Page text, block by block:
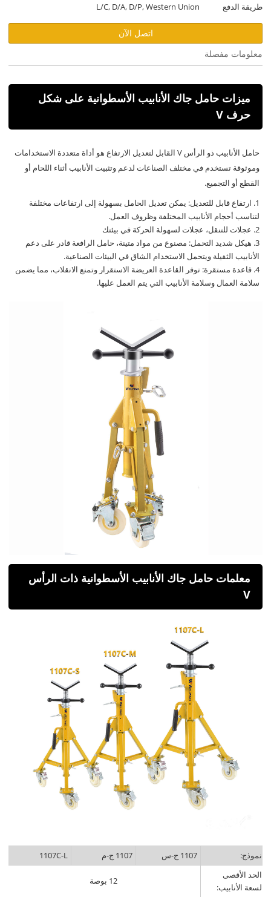
طريقة الدفع
L/C, D/A, D/P, Western Union
اتصل الآن
معلومات مفصلة
ميزات حامل جاك الأنابيب الأسطوانية على شكل
حرف V
حامل الأنابيب ذو الرأس V القابل لتعديل الارتفاع هو أداة متعددة الاستخدامات
وموثوقة تستخدم في مختلف الصناعات لدعم وتثبيت الأنابيب أثناء اللحام أو
القطع أو التجميع.
1. ارتفاع قابل للتعديل: يمكن تعديل الحامل بسهولة إلى ارتفاعات مختلفة
لتناسب أحجام الأنابيب المختلفة وظروف العمل.
2. عجلات للتنقل، عجلات لسهولة الحركة في بيئتك
3. هيكل شديد التحمل: مصنوع من مواد متينة، حامل الرافعة قادر على دعم
الأنابيب الثقيلة ويتحمل الاستخدام الشاق في البيئات الصناعية.
4. قاعدة مستقرة: توفر القاعدة العريضة الاستقرار وتمنع الانقلاب، مما يضمن
سلامة العمال وسلامة الأنابيب التي يتم العمل عليها.
معلمات حامل جاك الأنابيب الأسطوانية ذات الرأس
V
نموذج: 1107 ج-س 1107 ج-م
1107C-L
الحد الأقصى
لسعة الأنابيب:
12 بوصة